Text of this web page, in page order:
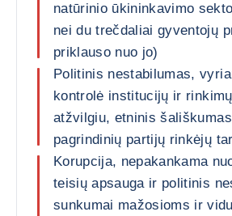
natūrinio ūkininkavimo
nei du trečdaliai gyventojų
priklauso nuo jo)
Politinis nestabilumas,
kontrolė institucijų ir
atžvilgiu, etninis
pagrindinių partijų rinkėjų
Korupcija, nepakankama
teisių apsauga ir politinis
sunkumai mažosioms ir